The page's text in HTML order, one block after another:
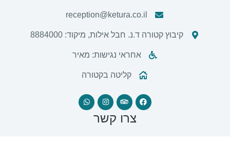
reception@ketura.co.il
קיבוץ קטורה ד.נ. חבל אילות, מיקוד: 8884000
אחראי נגישות: מאיר
קליטה בקטורה
צרו קשר